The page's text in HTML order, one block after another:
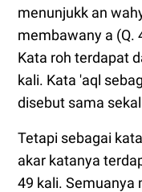
menunjukk an
membawany a (Q.
Kata roh terdapat
kali. Kata 'aql
disebut sama
Tetapi sebagai
akar katanya
49 kali. Semuanya